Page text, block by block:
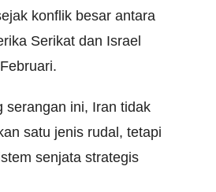
konflik besar antara
Serikat dan Israel
serangan ini, Iran tidak
satu jenis rudal, tetapi
senjata strategis